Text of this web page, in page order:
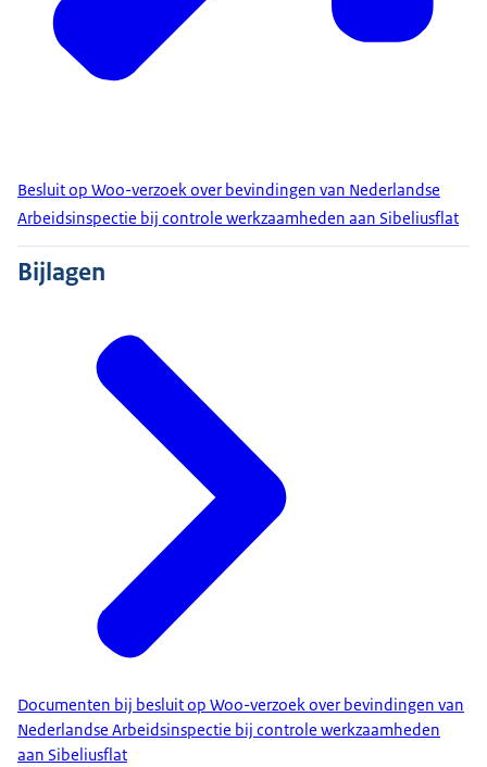
Besluit op Woo-verzoek over bevindingen van Nederlandse
Arbeidsinspectie bij controle werkzaamheden aan Sibeliusflat
Bijlagen
Documenten bij besluit op Woo-verzoek over bevindingen van
Nederlandse Arbeidsinspectie bij controle werkzaamheden
aan Sibeliusflat